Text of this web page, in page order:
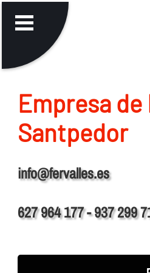
Empresa
Santpedor
info@fervalles.es
627 964 177 - 937 299